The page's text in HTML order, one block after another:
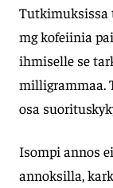
Tutkimuksissa
mg kofeiinia
ihmiselle se
milligrammaa.
osa
Isompi annos
annoksilla,